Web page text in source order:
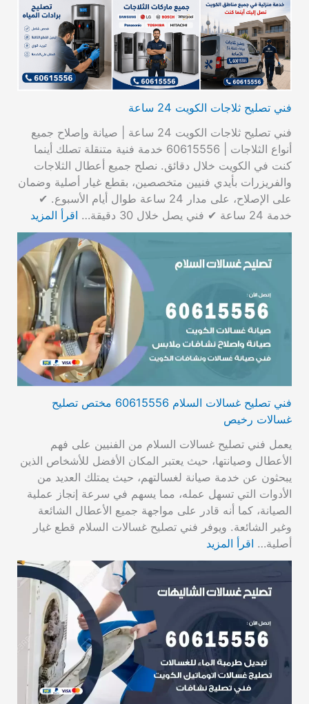
فني تصليح ثلاجات الكويت 24 ساعة
فني تصليح ثلاجات الكويت 24 ساعة | صيانة وإصلاح جميع
أنواع الثلاجات | 60615556 خدمة فنية متنقلة تصلك أينما
كنت في الكويت خلال دقائق. نصلح جميع أعطال الثلاجات
والفريزرات بأيدي فنيين متخصصين، بقطع غيار أصلية وضمان
على الإصلاح، على مدار 24 ساعة طوال أيام الأسبوع. ✔
خدمة 24 ساعة ✔ فني يصل خلال 30 دقيقة…
اقرأ المزيد
فني تصليح غسالات السلام 60615556 مختص تصليح
غسالات رخيص
يعمل فني تصليح غسالات السلام من الفنيين على فهم
الأعطال وصيانتها، حيث يعتبر المكان الأفضل للأشخاص الذين
يبحثون عن خدمة صيانة لغسالتهم، حيث يمتلك العديد من
الأدوات التي تسهل عمله، مما يسهم في سرعة إنجاز عملية
الصيانة، كما أنه قادر على مواجهة جميع الأعطال الشائعة
وغير الشائعة. ويوفر فني تصليح غسالات السلام قطع غيار
أصلية… اقرأ المزيد